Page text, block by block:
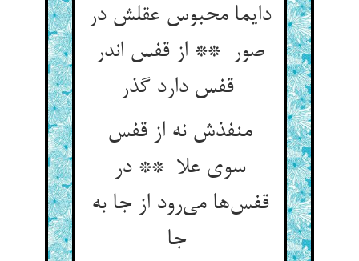
دایما محبوس عقلش در
صور ** از قفس اندر
قفس دارد گذر
منفذش نه از قفس
سوی علا ** در
قفس‌ها می‌رود از جا به